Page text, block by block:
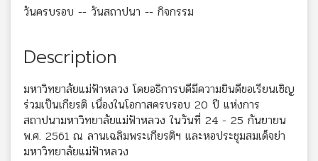
วันครบรอบ -- วันสถาปนา -- กิจกรรม
Description
มหาวิทยาลัยแม่ฟ้าหลวง โดยอธิการบดีมีความยินดีขอเรียนเชิญ
ร่วมเป็นเกียรติ เนื่องในโอกาสครบรอบ 20 ปี แห่งการ
สถาปนามหาวิทยาลัยแม่ฟ้าหลวง ในวันที่ 24 - 25 กันยายน
พ.ศ. 2561 ณ ลานเฉลิมพระเกียรติฯ และหอประชุมสมเด็จย่า
มหาวิทยาลัยแม่ฟ้าหลวง